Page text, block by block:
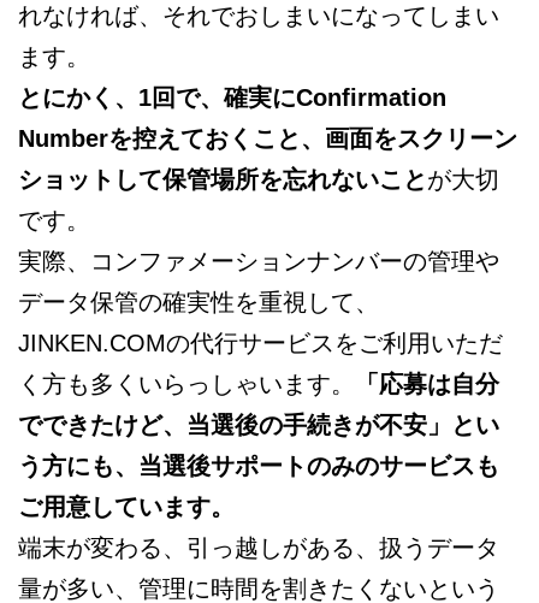
れなければ、それでおしまいになってしまい
ます。
とにかく、1回で、確実にConfirmation
Numberを控えておくこと、画面をスクリーン
ショットして保管場所を忘れないことが大切
です。
実際、コンファメーションナンバーの管理や
データ保管の確実性を重視して、
JINKEN.COMの代行サービスをご利用いただ
く方も多くいらっしゃいます。
「応募は自分
でできたけど、当選後の手続きが不安」とい
う方にも、当選後サポートのみのサービスも
ご用意しています。
端末が変わる、引っ越しがある、扱うデータ
量が多い、管理に時間を割きたくないという